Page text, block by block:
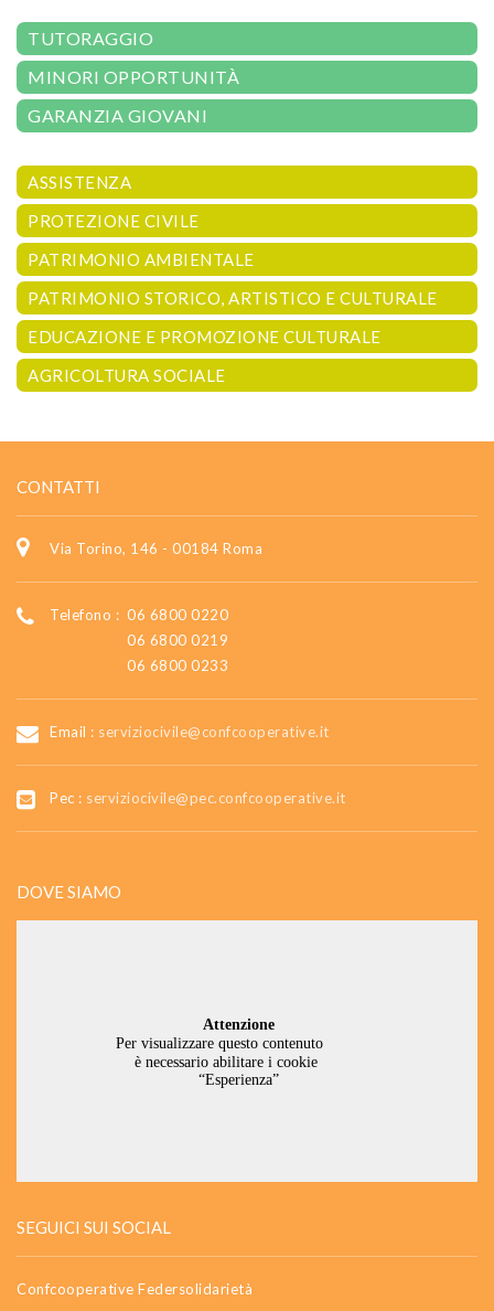
TUTORAGGIO
MINORI OPPORTUNITÀ
GARANZIA GIOVANI
ASSISTENZA
PROTEZIONE CIVILE
PATRIMONIO AMBIENTALE
PATRIMONIO STORICO, ARTISTICO E CULTURALE
EDUCAZIONE E PROMOZIONE CULTURALE
AGRICOLTURA SOCIALE
CONTATTI
Via Torino, 146 - 00184 Roma
Telefono : 06 6800 0220
06 6800 0219
06 6800 0233
Email : serviziocivile@confcooperative.it
Pec : serviziocivile@pec.confcooperative.it
DOVE SIAMO
SEGUICI SUI SOCIAL
Confcooperative Federsolidarietà